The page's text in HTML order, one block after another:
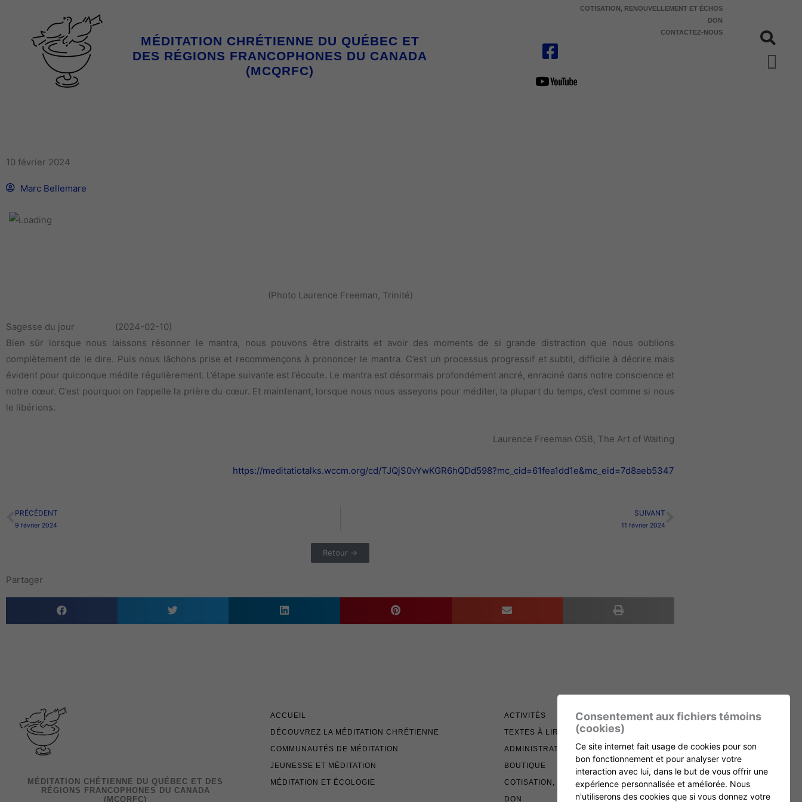
contenu
MÉDITATION CHRÉTIENNE DU QUÉBEC ET
DES RÉGIONS FRANCOPHONES DU CANADA
(MCQRFC)
COTISATION, RENOUVELLEMENT ET ÉCHOS
DON
CONTACTEZ-NOUS
10 février 2024
Marc Bellemare
(Photo Laurence Freeman, Trinité)
Sagesse du jour (2024-02-10)
Bien sûr lorsque nous laissons résonner le mantra, nous pouvons être distraits et avoir des moments de si grande distraction que nous oublions
complètement de le dire. Puis nous lâchons prise et recommençons à prononcer le mantra. C’est un processus progressif et subtil, difficile à décrire mais
évident pour quiconque médite régulièrement. L’étape suivante est l’écoute. Le mantra est désormais profondément ancré, enraciné dans notre conscience et
notre cœur. C’est pourquoi on l’appelle la prière du cœur. Et maintenant, lorsque nous nous asseyons pour méditer, la plupart du temps, c’est comme si nous
le libérions.
Laurence Freeman OSB, The Art of Waiting
https://meditatiotalks.wccm.org/cd/TJQjS0vYwKGR6hQDd598?mc_cid=61fea1dd1e&mc_eid=7d8aeb5347
Précédent
PRÉCÉDENT
9 février 2024
SUIVANT
11 février 2024
Retour →
Partager
MÉDITATION CHÉTIENNE DU QUÉBEC ET DES
RÉGIONS FRANCOPHONES DU CANADA
(MCQRFC)
ACCUEIL
DÉCOUVREZ LA MÉDITATION CHRÉTIENNE
COMMUNAUTÉS DE MÉDITATION
JEUNESSE ET MÉDITATION
MÉDITATION ET ÉCOLOGIE
ACTIVITÉS
TEXTES À LIRE
ADMINISTRATION
BOUTIQUE
COTISATION, RENOUVELLEMENT ET ÉCHOS
DON
Consentement aux fichiers témoins
(cookies)
Ce site internet fait usage de cookies pour son
bon fonctionnement et pour analyser votre
interaction avec lui, dans le but de vous offrir une
expérience personnalisée et améliorée. Nous
n'utiliserons des cookies que si vous donnez votre